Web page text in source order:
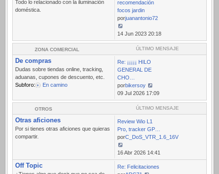
Todo lo relacionado con la iluminación
doméstica.
recomendación
focos jardin
porjuanantonio72
Ver
último
mensaje
14 Jun 2023 20:18
ZONA COMERCIAL ÚLTIMO MENSAJE
De compras
Dudas sobre tiendas online, tracking,
aduanas, cupones de descuento, etc.
Subforo:
En camino
Re: ¡¡¡¡¡ HILO
GENERAL DE
CHO…
porbikersoy
Ver
último
mensaje
09 Jul 2026 17:09
OTROS ÚLTIMO MENSAJE
Otras aficiones
Por si tienes otras aficiones que quieras
compartir.
Review Wio L1
Pro, tracker GP…
porC_DoS_VTR_1.6_16V
Ver
último
mensaje
16 Abr 2026 14:41
Off Topic
Re: Felicitaciones